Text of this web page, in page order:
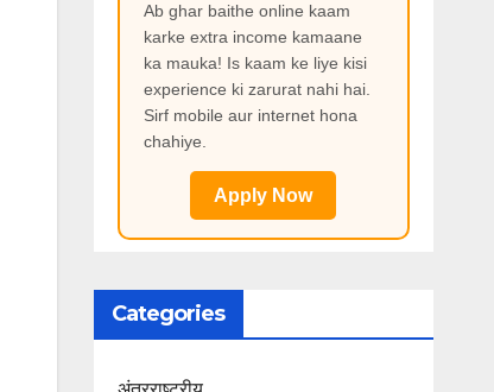
Ab ghar baithe online kaam
karke extra income kamaane
ka mauka! Is kaam ke liye kisi
experience ki zarurat nahi hai.
Sirf mobile aur internet hona
chahiye.
Apply Now
Categories